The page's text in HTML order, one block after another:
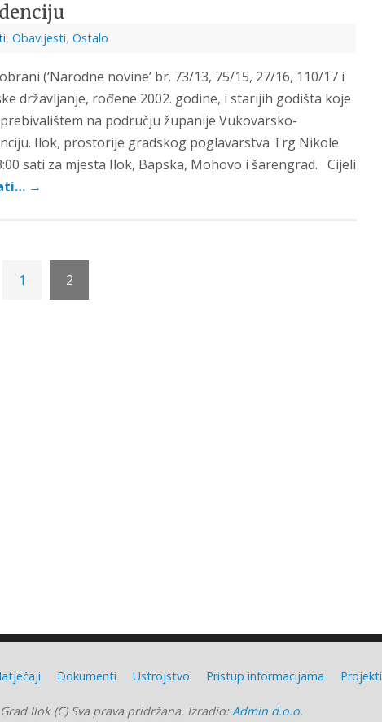
, Obavijesti, Ostalo
(‘Narodne novine’ br. 73/13, 75/15, 27/16, 110/17 i
državljanje, rođene 2002. godine, i starijih godišta koje
na području županije Vukovarsko-
Ilok, prostorije gradskog poglavarstva Trg Nikole
sati za mjesta Ilok, Bapska, Mohovo i šarengrad. Cijeli
→
1 2
Dokumenti Ustrojstvo Pristup informacijama Projekti
Grad Ilok (C) Sva prava pridržana. Izradio: Admin d.o.o.